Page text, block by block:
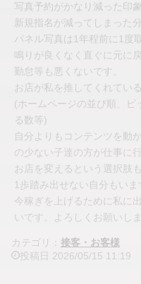
写真予約がかなり減った印
新規指名が減ってしまった
パネル写真は1年程前に1度
鳴りが良くなく直ぐに元に
勤怠等も悪くないです。
お店が私を推してくれてい
(ホームページの並び順、ピ
る数等)
自分よりもコンテンツを動
の少ない子達の方が仕事に
お店を変えるという選択肢
1歩踏み出せない自分もいま
今稼ぎを上げるために私に
いです。よろしくお願いしま
カテゴリ： 接客・お客様
投稿日 2026/05/15 11:19